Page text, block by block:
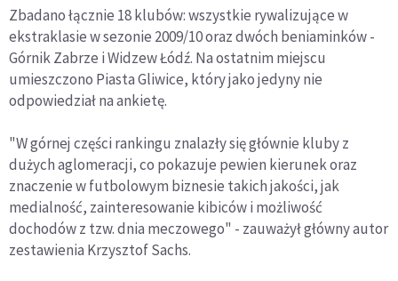
Zbadano łącznie 18 klubów: wszystkie rywalizujące w
ekstraklasie w sezonie 2009/10 oraz dwóch beniaminków -
Górnik Zabrze i Widzew Łódź. Na ostatnim miejscu
umieszczono Piasta Gliwice, który jako jedyny nie
odpowiedział na ankietę.
"W górnej części rankingu znalazły się głównie kluby z
dużych aglomeracji, co pokazuje pewien kierunek oraz
znaczenie w futbolowym biznesie takich jakości, jak
medialność, zainteresowanie kibiców i możliwość
dochodów z tzw. dnia meczowego" - zauważył główny autor
zestawienia Krzysztof Sachs.